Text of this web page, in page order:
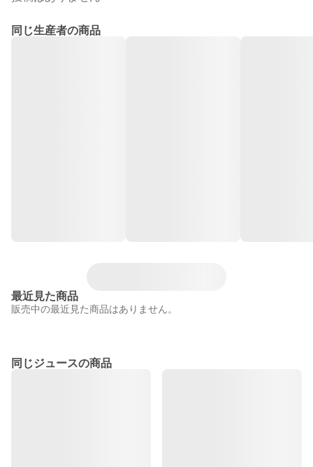
同じ生産者の商品
最近見た商品
販売中の最近見た商品はありません。
同じジュースの商品